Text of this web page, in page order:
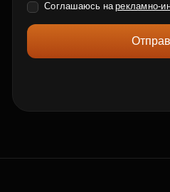
Соглашаюсь нарекламно-